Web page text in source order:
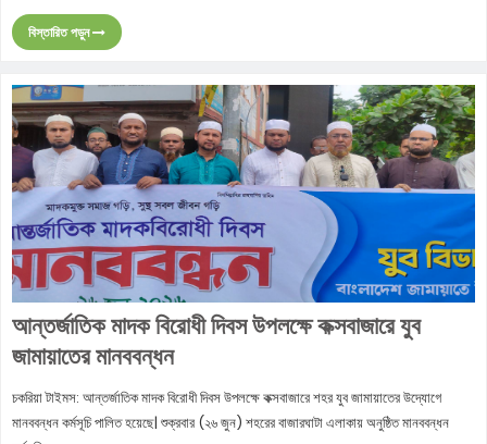
বিস্তারিত পড়ুন
আন্তর্জাতিক মাদক বিরোধী দিবস উপলক্ষে কক্সবাজারে যুব
জামায়াতের মানববন্ধন
চকরিয়া টাইমস: আন্তর্জাতিক মাদক বিরোধী দিবস উপলক্ষে কক্সবাজারে শহর যুব জামায়াতের উদ্যোগে
মানববন্ধন কর্মসূচি পালিত হয়েছে| শুক্রবার (২৬ জুন) শহরের বাজারঘাটা এলাকায় অনুষ্ঠিত মানববন্ধন